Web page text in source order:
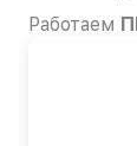
Работаем